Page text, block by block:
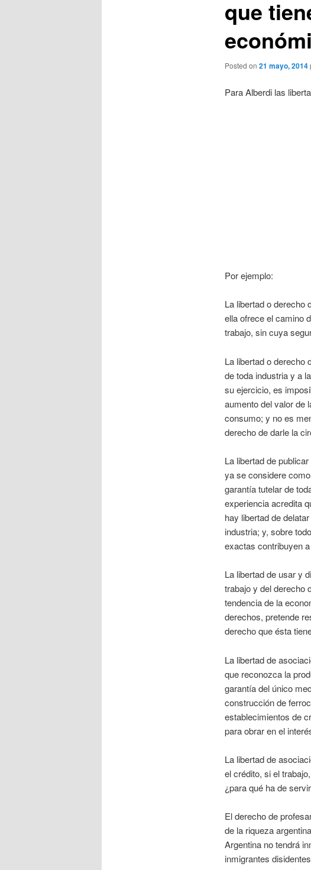
que
Posted on 21 mayo, 2014
Para Alberdi las
Por ejemplo:
La libertad o derecho
ella ofrece el camino
trabajo, sin cuya
La libertad o derecho
de toda industria y a
su ejercicio, es
aumento del valor de
consumo; y no es
derecho de darle la
La libertad de
ya se considere
garantía tutelar de
experiencia acredita
hay libertad de
industria; y, sobre
exactas contribuyen
La libertad de usar y
trabajo y del derecho
tendencia de la
derechos, pretende
derecho que ésta
La libertad de
que reconozca la
garantía del único
construcción de
establecimientos de
para obrar en el
La libertad de
el crédito, si el
¿para qué ha de
El derecho de
de la riqueza
Argentina no tendrá
inmigrantes